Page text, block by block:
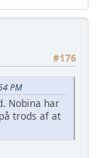
#176
PM
Nobina har
trods af at